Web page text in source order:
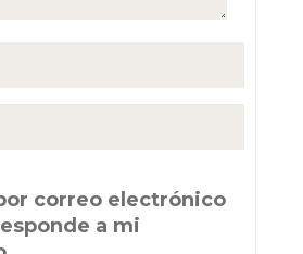
correo electrónico
a mi